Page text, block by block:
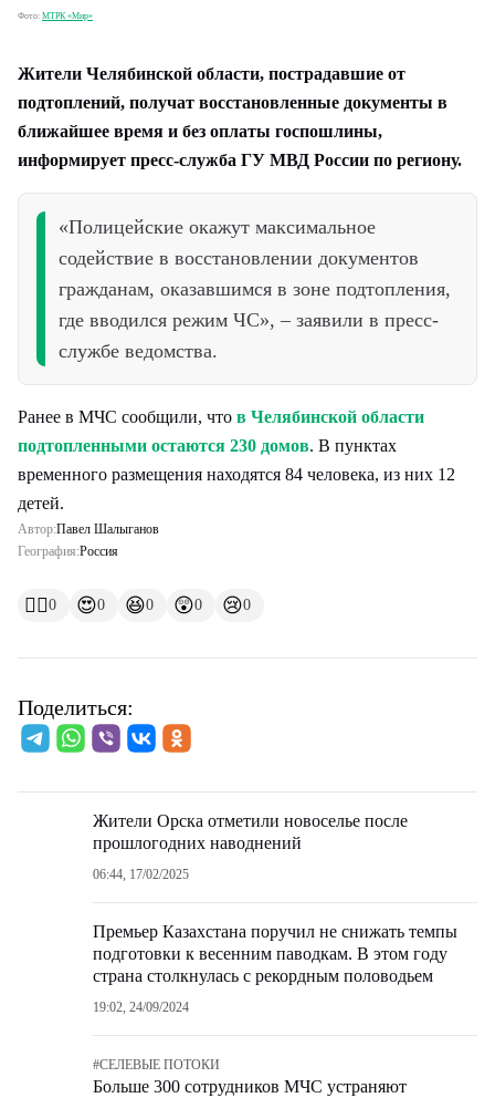
Фото: МТРК «Мир»
Жители Челябинской области, пострадавшие от
подтоплений, получат восстановленные документы в
ближайшее время и без оплаты госпошлины,
информирует пресс-служба ГУ МВД России по региону.
«Полицейские окажут максимальное
содействие в восстановлении документов
гражданам, оказавшимся в зоне подтопления,
где вводился режим ЧС», – заявили в пресс-
службе ведомства.
Ранее в МЧС сообщили, что в Челябинской области
подтопленными остаются 230 домов. В пунктах
временного размещения находятся 84 человека, из них 12
детей.
Автор:Павел Шалыганов
География:Россия
👍🏻0 😍0 😆0 😲0 😢0
Поделиться:
Жители Орска отметили новоселье после
прошлогодних наводнений
06:44, 17/02/2025
Премьер Казахстана поручил не снижать темпы
подготовки к весенним паводкам. В этом году
страна столкнулась с рекордным половодьем
19:02, 24/09/2024
#СЕЛЕВЫЕ ПОТОКИ
Больше 300 сотрудников МЧС устраняют